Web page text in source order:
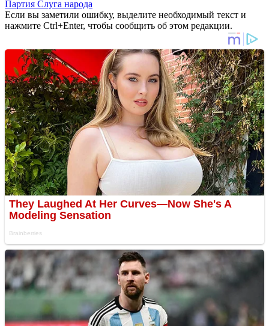
Партия Слуга народа
Если вы заметили ошибку, выделите необходимый текст и
нажмите Ctrl+Enter, чтобы сообщить об этом редакции.